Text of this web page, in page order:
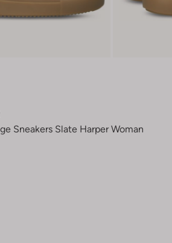
Sneakers Slate Harper Woman